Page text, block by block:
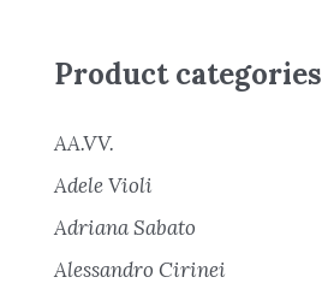
Product categories
AA.VV.
Adele Violi
Adriana Sabato
Alessandro Cirinei